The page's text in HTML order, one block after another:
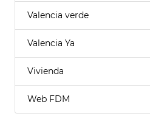
Valencia verde
Valencia Ya
Vivienda
Web FDM